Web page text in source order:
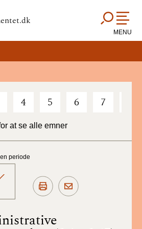
MENU
4 5 6 7
at se alle emner
periode